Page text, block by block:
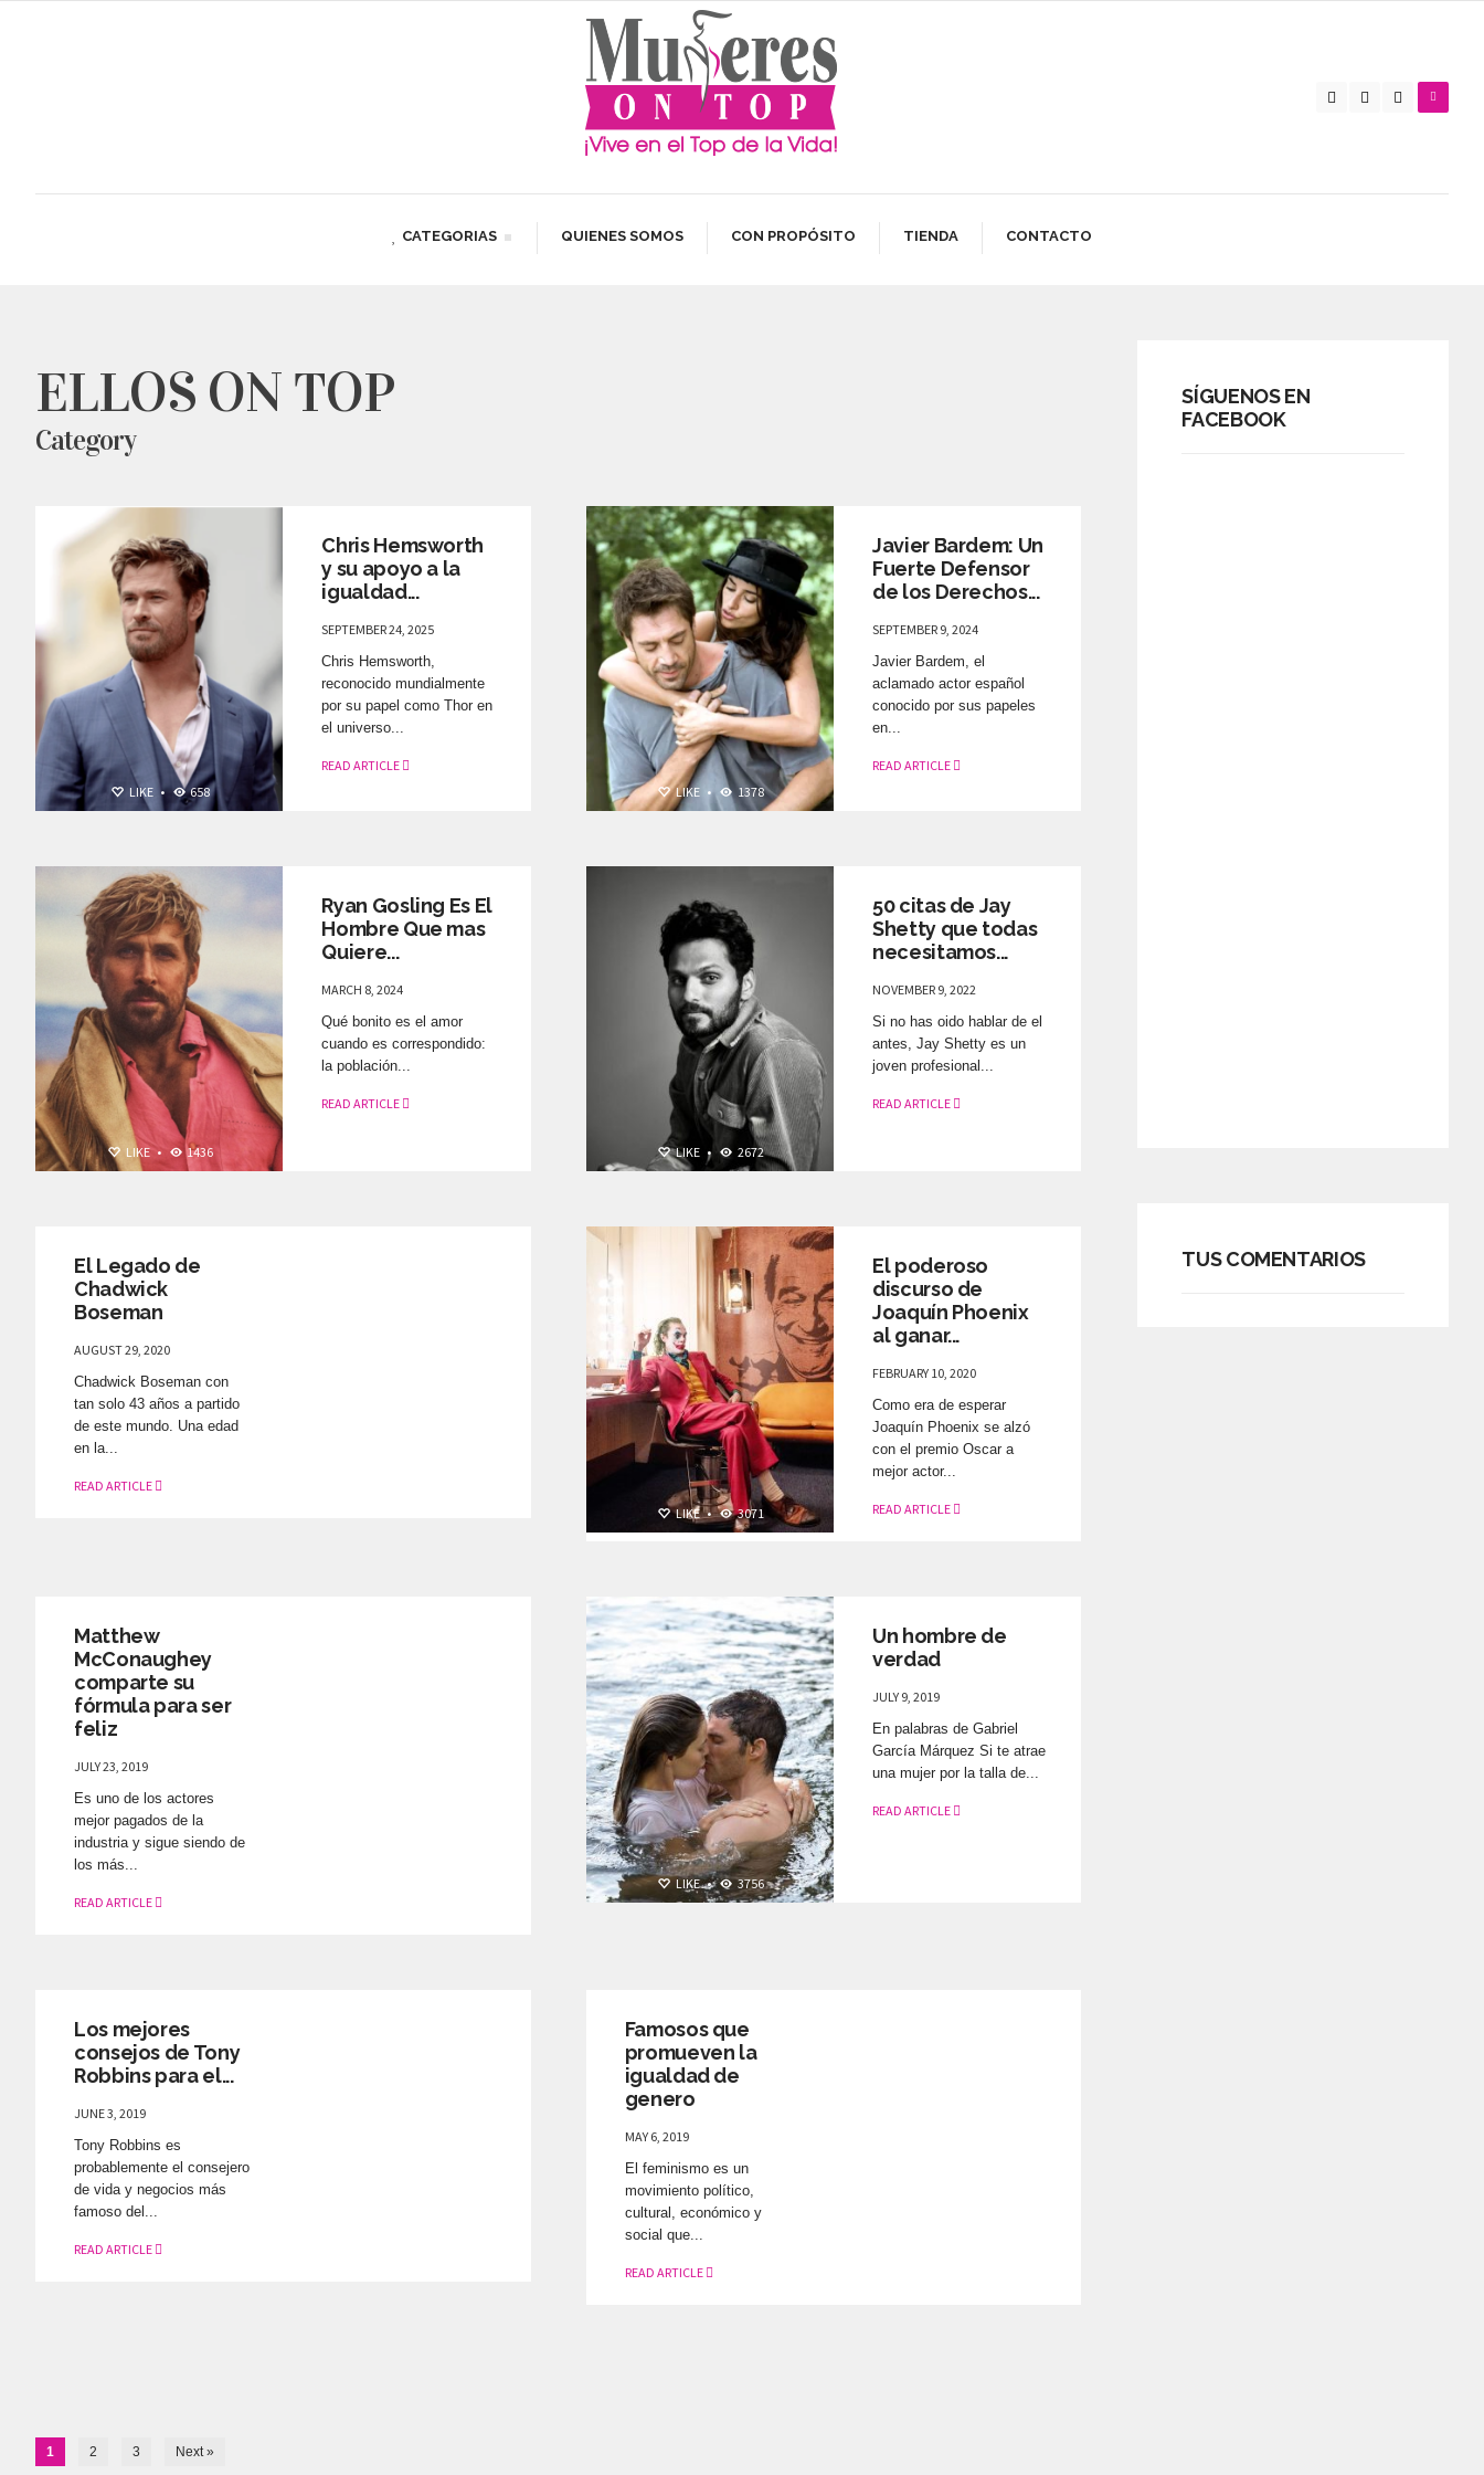
CATEGORIAS QUIENES SOMOS CON PROPÓSITO TIENDA CONTACTO
ELLOS ON TOP
Category
LIKE • 658
Chris Hemsworth
y su apoyo a la
igualdad...
SEPTEMBER 24, 2025
Chris Hemsworth,
reconocido mundialmente
por su papel como Thor en
el universo...
READ ARTICLE
LIKE • 1378
Javier Bardem: Un
Fuerte Defensor
de los Derechos...
SEPTEMBER 9, 2024
Javier Bardem, el
aclamado actor español
conocido por sus papeles
en...
READ ARTICLE
LIKE • 1436
Ryan Gosling Es El
Hombre Que mas
Quiere...
MARCH 8, 2024
Qué bonito es el amor
cuando es correspondido:
la población...
READ ARTICLE
LIKE • 2672
50 citas de Jay
Shetty que todas
necesitamos...
NOVEMBER 9, 2022
Si no has oido hablar de el
antes, Jay Shetty es un
joven profesional...
READ ARTICLE
El Legado de
Chadwick
Boseman
AUGUST 29, 2020
Chadwick Boseman con
tan solo 43 años a partido
de este mundo. Una edad
en la...
READ ARTICLE
LIKE • 3071
El poderoso
discurso de
Joaquín Phoenix
al ganar...
FEBRUARY 10, 2020
Como era de esperar
Joaquín Phoenix se alzó
con el premio Oscar a
mejor actor...
READ ARTICLE
Matthew
McConaughey
comparte su
fórmula para ser
feliz
JULY 23, 2019
Es uno de los actores
mejor pagados de la
industria y sigue siendo de
los más...
READ ARTICLE
LIKE • 3756
Un hombre de
verdad
JULY 9, 2019
En palabras de Gabriel
García Márquez Si te atrae
una mujer por la talla de...
READ ARTICLE
Los mejores
consejos de Tony
Robbins para el...
JUNE 3, 2019
Tony Robbins es
probablemente el consejero
de vida y negocios más
famoso del...
READ ARTICLE
Famosos que
promueven la
igualdad de
genero
MAY 6, 2019
El feminismo es un
movimiento político,
cultural, económico y
social que...
READ ARTICLE
1 2 3 Next »
SÍGUENOS EN
FACEBOOK
TUS COMENTARIOS